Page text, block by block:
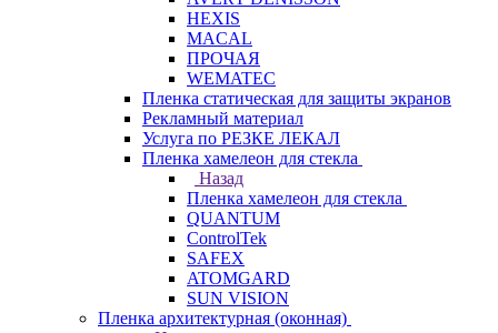
HEXIS
MACAL
ПРОЧАЯ
WEMATEC
Пленка статическая для защиты экранов
Рекламный материал
Услуга по РЕЗКЕ ЛЕКАЛ
Пленка хамелеон для стекла
Назад
Пленка хамелеон для стекла
QUANTUM
ControlTek
SAFEX
ATOMGARD
SUN VISION
Пленка архитектурная (оконная)